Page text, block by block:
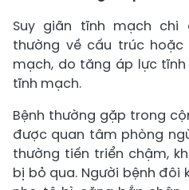
Suy giãn tĩnh mạch
thường về cấu trúc
mạch, do tăng áp lực
tĩnh mạch.
Bệnh thường gặp trong
được quan tâm phòng
thường tiến triển chậm,
bị bỏ qua. Người bệnh đôi